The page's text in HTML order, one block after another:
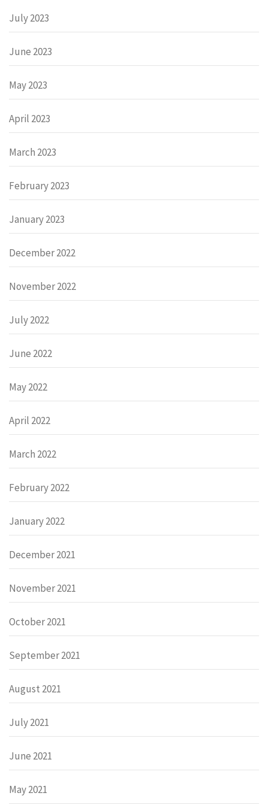
July 2023
June 2023
May 2023
April 2023
March 2023
February 2023
January 2023
December 2022
November 2022
July 2022
June 2022
May 2022
April 2022
March 2022
February 2022
January 2022
December 2021
November 2021
October 2021
September 2021
August 2021
July 2021
June 2021
May 2021